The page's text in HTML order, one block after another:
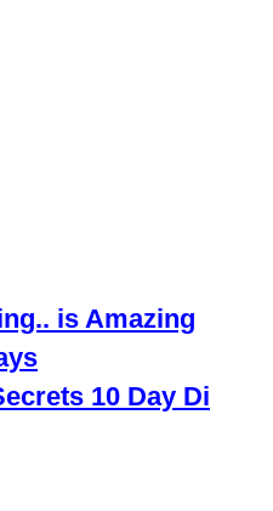
is Amazing
10 Day Di